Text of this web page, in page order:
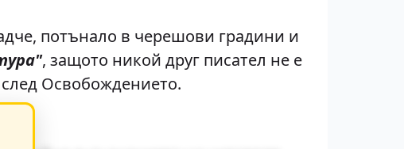
потънало в черешови градини и
, защото никой друг писател не е
Освобождението.